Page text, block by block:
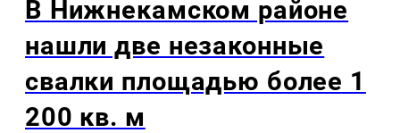
В Нижнекамском районе
нашли две незаконные
свалки площадью более 1
200 кв. м